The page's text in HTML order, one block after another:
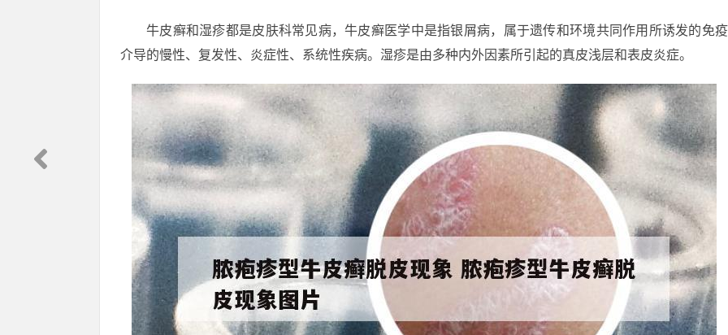
牛皮癣和湿疹都是皮肤科常见病，牛皮癣医学中是指银屑病，属于遗传和环境共同作用所诱发的免疫
介导的慢性、复发性、炎症性、系统性疾病。湿疹是由多种内外因素所引起的真皮浅层和表皮炎症。